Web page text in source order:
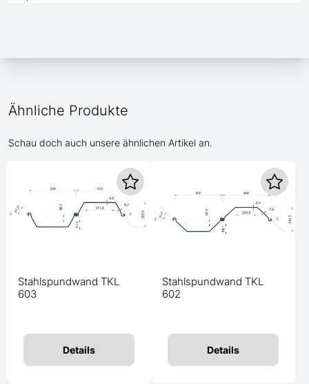
Ähnliche Produkte
Schau doch auch unsere ähnlichen Artikel an.
Stahlspundwand TKL
603
Details
Stahlspundwand TKL
602
Details